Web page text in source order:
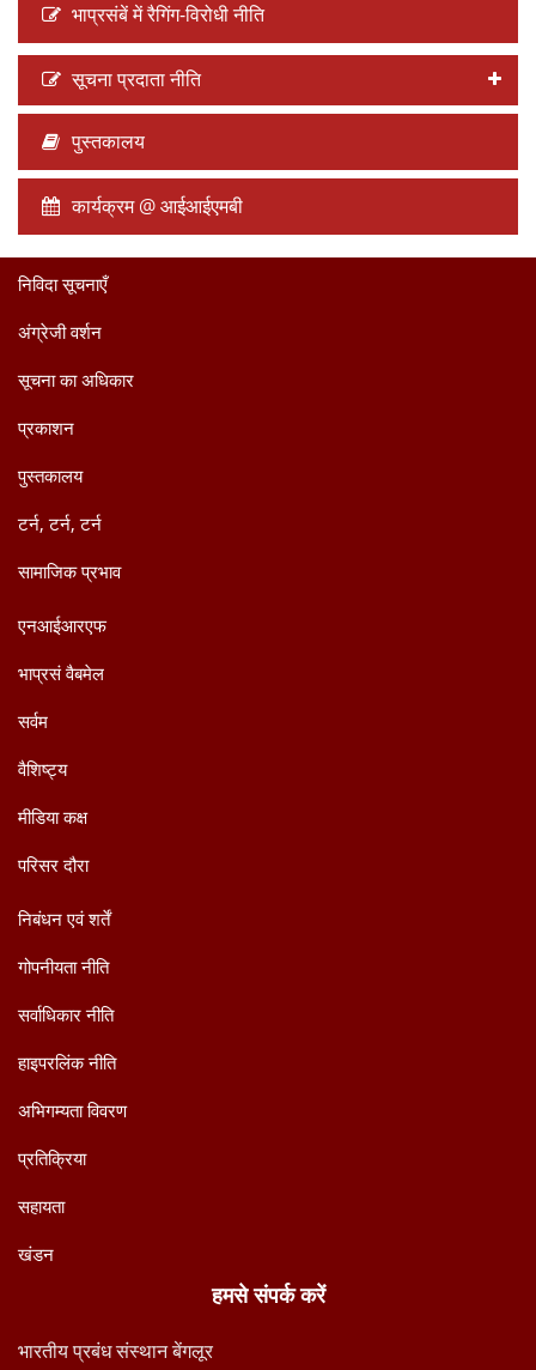
भाप्रसंबें में रैगिंग-विरोधी नीति
सूचना प्रदाता नीति
पुस्तकालय
कार्यक्रम @ आईआईएमबी
निविदा सूचनाएँ
अंग्रेजी वर्शन
सूचना का अधिकार
प्रकाशन
पुस्तकालय
टर्न, टर्न, टर्न
सामाजिक प्रभाव
एनआईआरएफ
भाप्रसं वैबमेल
सर्वम
वैशिष्ट्य
मीडिया कक्ष
परिसर दौरा
निबंधन एवं शर्तें
गोपनीयता नीति
सर्वाधिकार नीति
हाइपरलिंक नीति
अभिगम्यता विवरण
प्रतिक्रिया
सहायता
खंडन
हमसे संपर्क करें
भारतीय प्रबंध संस्थान बेंगलूर